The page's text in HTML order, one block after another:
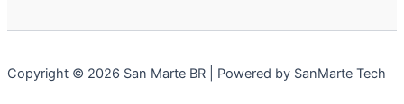
Copyright © 2026 San Marte BR | Powered by SanMarte Tech